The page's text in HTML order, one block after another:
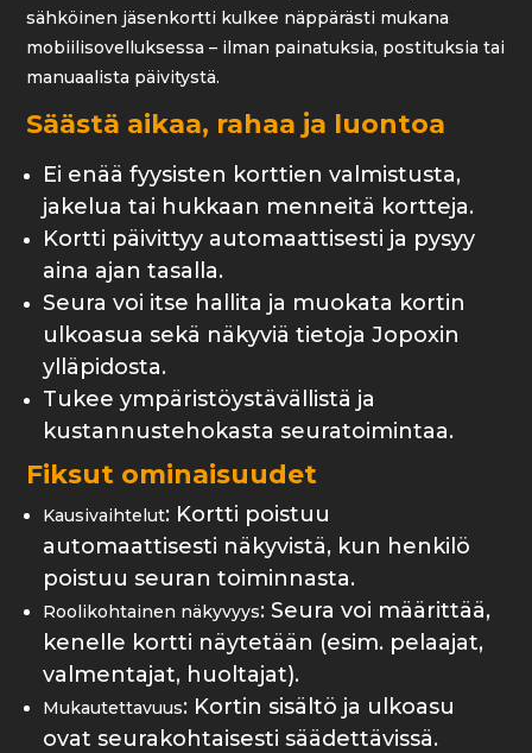
sähköinen jäsenkortti kulkee näppärästi mukana
mobiilisovelluksessa – ilman painatuksia, postituksia tai
manuaalista päivitystä.
Säästä aikaa, rahaa ja luontoa
Ei enää fyysisten korttien valmistusta,
jakelua tai hukkaan menneitä kortteja.
Kortti päivittyy automaattisesti ja pysyy
aina ajan tasalla.
Seura voi itse hallita ja muokata kortin
ulkoasua sekä näkyviä tietoja Jopoxin
ylläpidosta.
Tukee ympäristöystävällistä ja
kustannustehokasta seuratoimintaa.
Fiksut ominaisuudet
Kausivaihtelut: Kortti poistuu
automaattisesti näkyvistä, kun henkilö
poistuu seuran toiminnasta.
Roolikohtainen näkyvyys: Seura voi määrittää,
kenelle kortti näytetään (esim. pelaajat,
valmentajat, huoltajat).
Mukautettavuus: Kortin sisältö ja ulkoasu
ovat seurakohtaisesti säädettävissä.